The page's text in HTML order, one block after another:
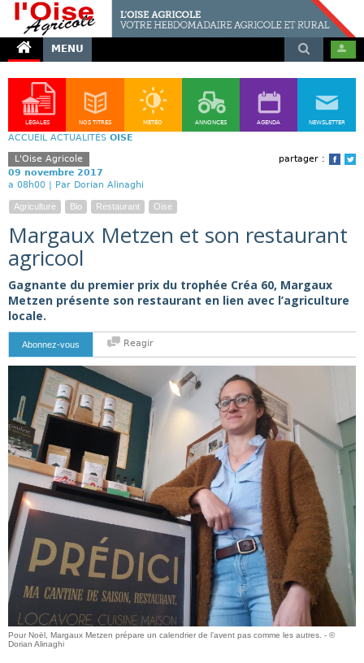
MENU
LÉGALES NOS TITRES MÉTÉO ANNONCES AGENDA NEWSLETTER
ACCUEIL ACTUALITÉS OISE
partager :
L'Oise Agricole
09 novembre 2017
a 08h00 | Par Dorian Alinaghi
Agriculture Bio Restaurant Oise
Margaux Metzen et son restaurant
agricool
Gagnante du premier prix du trophée Créa 60, Margaux
Metzen présente son restaurant en lien avec l’agriculture
locale.
Abonnez-vous Reagir
Pour Noël, Margaux Metzen prépare un calendrier de l’avent pas comme les autres. - ©
Dorian Alinaghi